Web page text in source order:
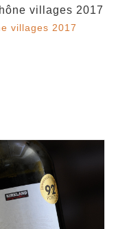
villages 2017
villages 2017